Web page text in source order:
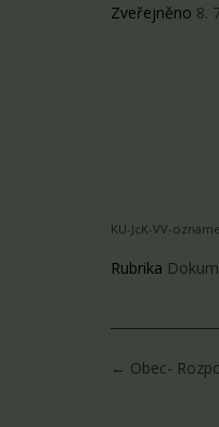
Zveřejněno 8.
KU-JcK-VV-
Rubrika
Post
← Obec-